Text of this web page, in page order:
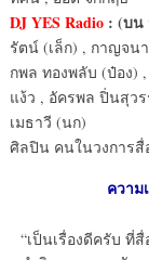
DJ YES Radio: (บน
รัตน์ (เล็ก) , กาญจน
กพล ทองพลับ (ป๋อง)
แง้ว , อัครพล ปิ่นสุว
เมธาวี (นก)
ศิลปิน คนในวงการสื่
ความ
“เป็นเรื่องดีครับ ที่